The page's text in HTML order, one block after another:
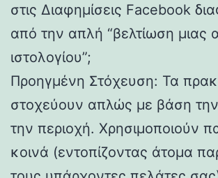
στις Διαφημίσεις Facebook
από την απλή “βελτίωση μιας
ιστολογίου”;
Προηγμένη Στόχευση: Τα
στοχεύουν απλώς με βάση την
την περιοχή. Χρησιμοποιούν
κοινά (εντοπίζοντας άτομα